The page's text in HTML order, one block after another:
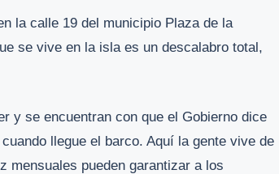
la calle 19 del municipio Plaza de la
se vive en la isla es un descalabro total,
y se encuentran con que el Gobierno dice
llegue el barco. Aquí la gente vive de
mensuales pueden garantizar a los